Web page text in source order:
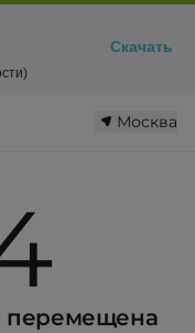
Москва
перемещена
Скачать